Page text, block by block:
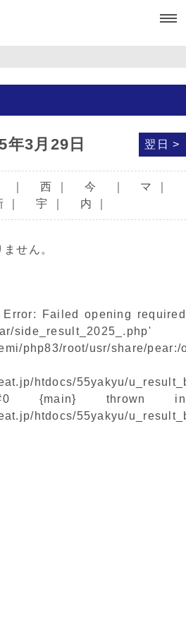
年3月29日 翌日 >
西 今 マ
宇 内
せん。
Failed opening required
side_result_2025_.php'
php83/root/usr/share/
htdocs/55yakyu/
{main} thrown in
htdocs/55yakyu/